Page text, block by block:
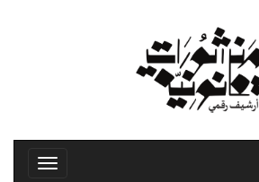
Toggle